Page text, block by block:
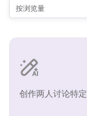
全部
AI模型：
按浏览量
创作两人讨论特